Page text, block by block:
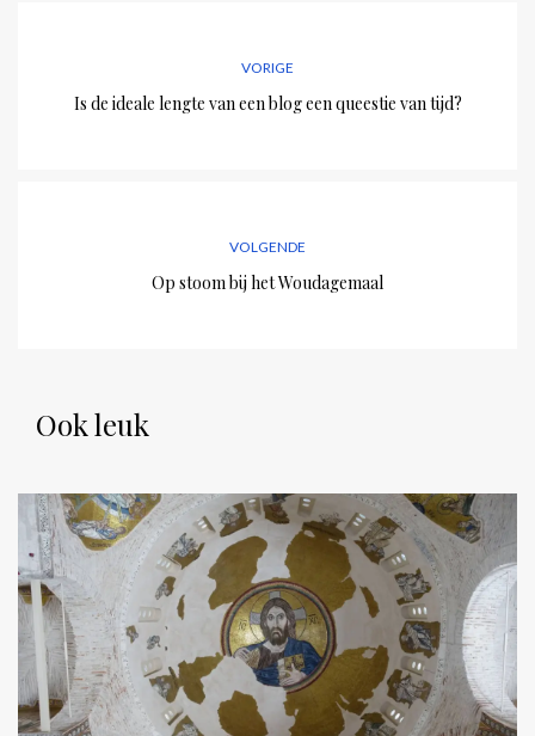
VORIGE
Is de ideale lengte van een blog een queestie van tijd?
VOLGENDE
Op stoom bij het Woudagemaal
Ook leuk